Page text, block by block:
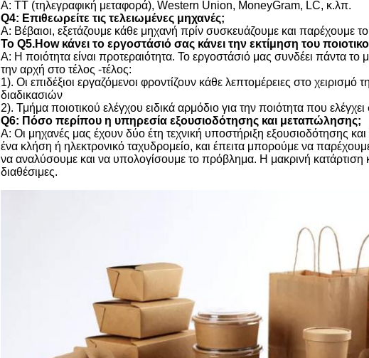
Α: TT (τηλεγραφική μεταφορά), Western Union, MoneyGram, LC, κ.λπ.
Q4: Επιθεωρείτε τις τελειωμένες μηχανές;
Α: Βέβαιοι, εξετάζουμε κάθε μηχανή πρίν συσκευάζουμε και παρέχουμε το
Το Q5.How κάνει το εργοστάσιό σας κάνει την εκτίμηση του
Α: Η ποιότητα είναι προτεραιότητα. Το εργοστάσιό μας συνδέει πάντα το
την αρχή στο τέλος -τέλος:
1). Οι επιδέξιοι εργαζόμενοι φροντίζουν κάθε λεπτομέρειες στο
διαδικασιών
2). Τμήμα ποιοτικού ελέγχου ειδικά αρμόδιο για την ποιότητα που ελέγχει
Q6: Πόσο περίπου η υπηρεσία εξουσιοδότησης και μεταπώλησης;
Α: Οι μηχανές μας έχουν δύο έτη τεχνική υποστήριξη εξουσιοδότησης
ένα κλήση ή ηλεκτρονικό ταχυδρομείο, και έπειτα μπορούμε να
να αναλύσουμε και να υπολογίσουμε το πρόβλημα. Η μακρινή κατάρτιση
διαθέσιμες.